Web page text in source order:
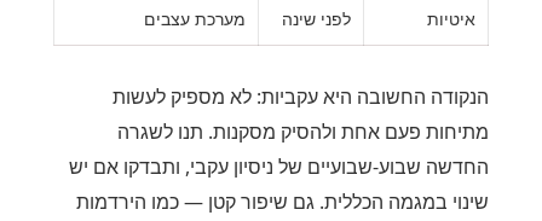
איטיות
לפני שינה
מערכת עצבים
הנקודה החשובה היא עקביות: לא מספיק לעשות
מתיחות פעם אחת ולהסיק מסקנות. תנו לשגרה
החדשה שבוע-שבועיים של ניסיון עקבי, ותבדקו אם יש
שינוי במגמה הכללית. גם שיפור קטן — כמו הירדמות